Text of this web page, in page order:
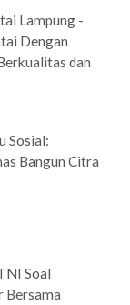
Lampung -
Dengan
dan
Sosial:
Bangun Citra
Soal
Bersama